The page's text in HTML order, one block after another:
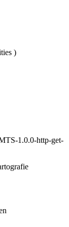
)
1.0.0-http-get-